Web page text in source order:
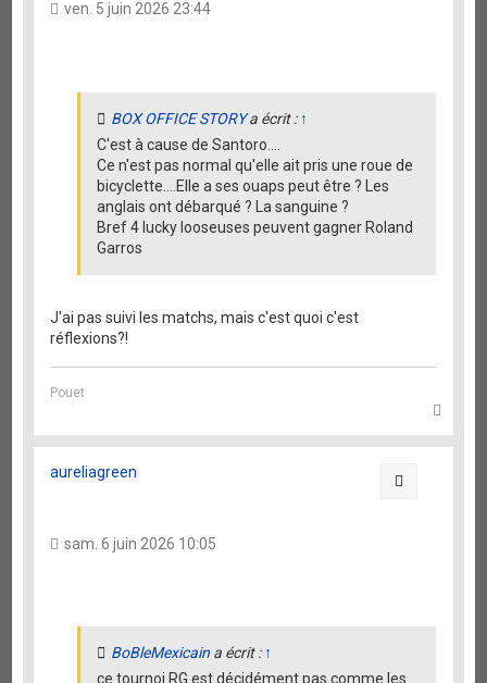
ven. 5 juin 2026 23:44
BOX OFFICE STORYa écrit : ↑
C'est à cause de Santoro....
Ce n'est pas normal qu'elle ait pris une roue de
bicyclette....Elle a ses ouaps peut être ? Les
anglais ont débarqué ? La sanguine ?
Bref 4 lucky looseuses peuvent gagner Roland
Garros
J'ai pas suivi les matchs, mais c'est quoi c'est
réflexions?!
Pouet
u
aureliagreen
sam. 6 juin 2026 10:05
BoBleMexicain a écrit : ↑
ce tournoi RG est décidément pas comme les